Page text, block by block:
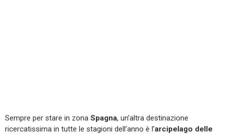
Sempre per stare in zona Spagna, un’altra destinazione
ricercatissima in tutte le stagioni dell’anno è l’arcipelago delle